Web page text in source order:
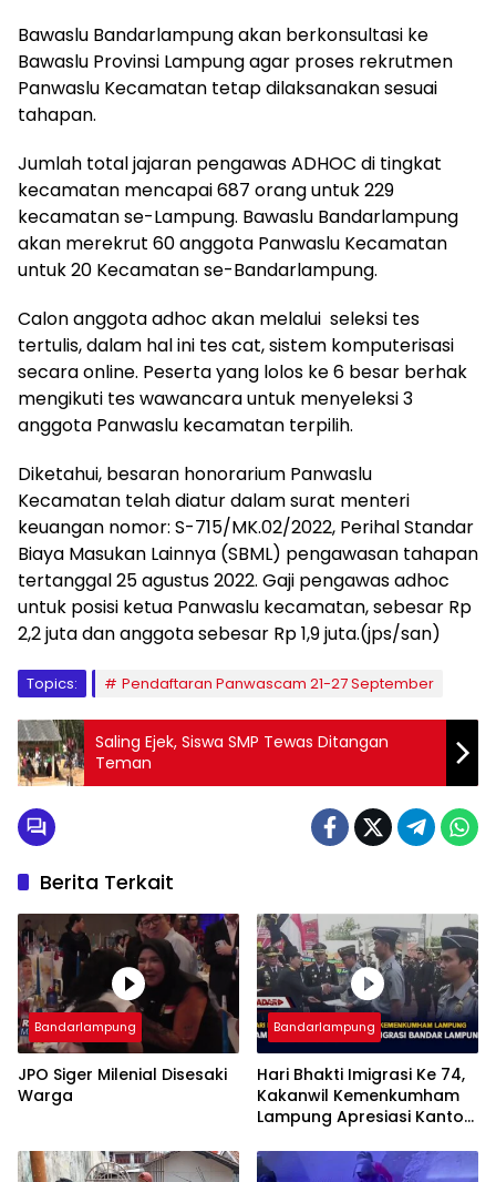
Bawaslu Bandarlampung akan berkonsultasi ke
Bawaslu Provinsi Lampung agar proses rekrutmen
Panwaslu Kecamatan tetap dilaksanakan sesuai
tahapan.
Jumlah total jajaran pengawas ADHOC di tingkat
kecamatan mencapai 687 orang untuk 229
kecamatan se-Lampung. Bawaslu Bandarlampung
akan merekrut 60 anggota Panwaslu Kecamatan
untuk 20 Kecamatan se-Bandarlampung.
Calon anggota adhoc akan melalui seleksi tes
tertulis, dalam hal ini tes cat, sistem komputerisasi
secara online. Peserta yang lolos ke 6 besar berhak
mengikuti tes wawancara untuk menyeleksi 3
anggota Panwaslu kecamatan terpilih.
Diketahui, besaran honorarium Panwaslu
Kecamatan telah diatur dalam surat menteri
keuangan nomor: S-715/MK.02/2022, Perihal Standar
Biaya Masukan Lainnya (SBML) pengawasan tahapan
tertanggal 25 agustus 2022. Gaji pengawas adhoc
untuk posisi ketua Panwaslu kecamatan, sebesar Rp
2,2 juta dan anggota sebesar Rp 1,9 juta.(jps/san)
Topics: Pendaftaran Panwascam 21-27 September
Saling Ejek, Siswa SMP Tewas Ditangan
Teman
Berita Terkait
Bandarlampung
JPO Siger Milenial Disesaki
Warga
Bandarlampung
Hari Bhakti Imigrasi Ke 74,
Kakanwil Kemenkumham
Lampung Apresiasi Kantor